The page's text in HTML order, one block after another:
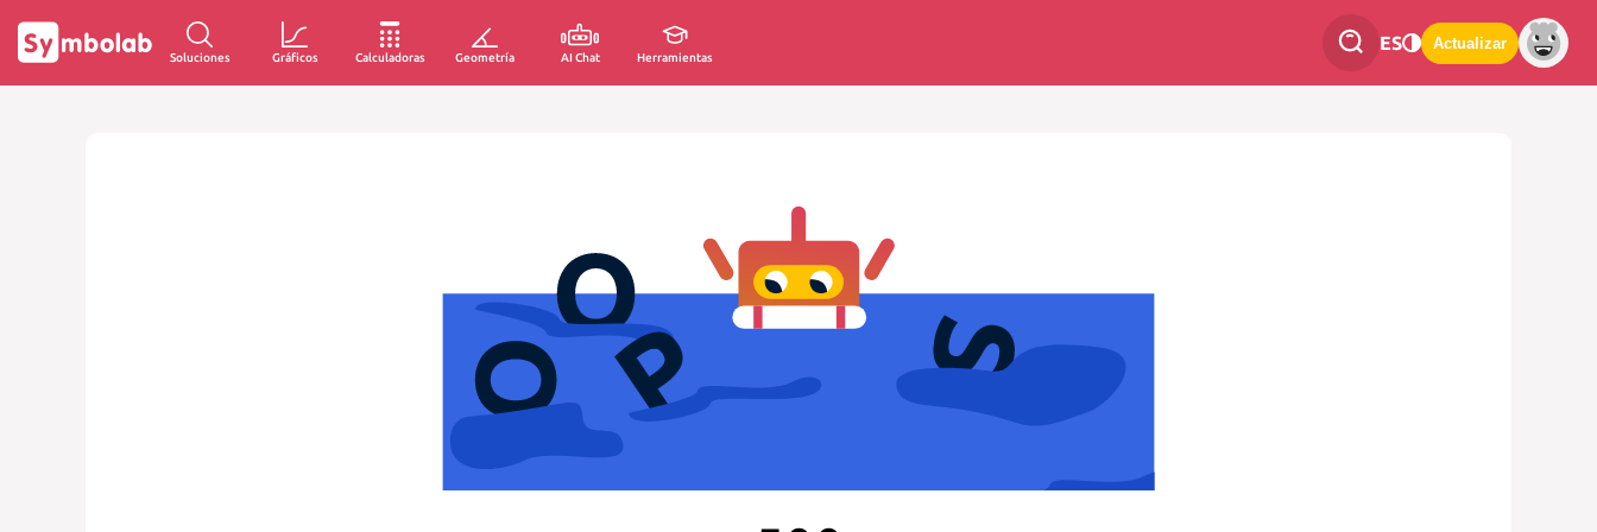
Soluciones Gráficos Calculadoras Geometría AI Chat Herramientas
ES Actualizar